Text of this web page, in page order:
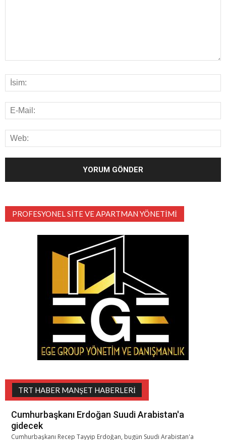
PROFESYONEL SITE VE APARTMAN YÖNETIMI
TRT HABER MANŞET HABERLERI
Cumhurbaşkanı Erdoğan Suudi Arabistan'a
gidecek
Cumhurbaşkanı Recep Tayyip Erdoğan, bugün Suudi Arabistan'a